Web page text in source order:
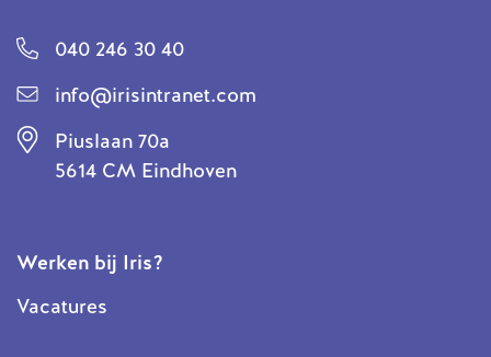
040 246 30 40
info@irisintranet.com
Piuslaan 70a
5614 CM Eindhoven
Werken bij Iris?
Vacatures